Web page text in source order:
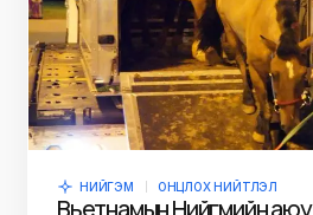
НИЙГЭМ ОНЦЛОХ НИЙТЛЭЛ